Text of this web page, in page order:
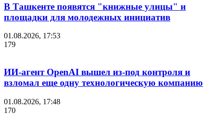
В Ташкенте появятся "книжные улицы" и
площадки для молодежных инициатив
01.08.2026, 17:53
179
ИИ-агент OpenAI вышел из-под контроля и
взломал еще одну технологическую компанию
01.08.2026, 17:48
170